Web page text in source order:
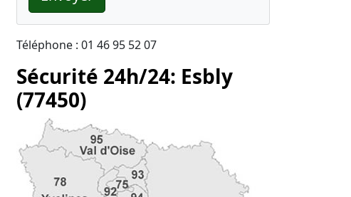
Téléphone : 01 46 95 52 07
Sécurité 24h/24: Esbly
(77450)